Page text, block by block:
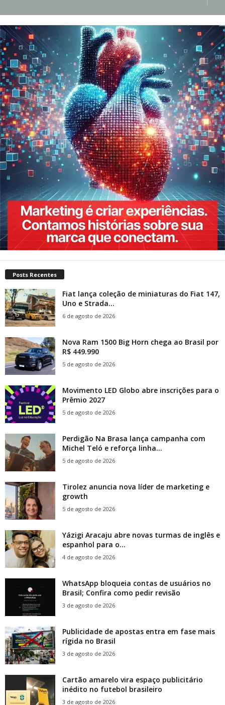
Posts Recentes
Fiat lança coleção de miniaturas do Fiat 147,
Uno e Strada...
6 de agosto de 2026
Nova Ram 1500 Big Horn chega ao Brasil por
R$ 449.990
5 de agosto de 2026
Movimento LED Globo abre inscrições para o
Prêmio 2027
5 de agosto de 2026
Perdigão Na Brasa lança campanha com
Michel Teló e reforça linha...
5 de agosto de 2026
Tirolez anuncia nova líder de marketing e
growth
5 de agosto de 2026
Yázigi Aracaju abre novas turmas de inglês e
espanhol para o...
4 de agosto de 2026
WhatsApp bloqueia contas de usuários no
Brasil; Confira como pedir revisão
3 de agosto de 2026
Publicidade de apostas entra em fase mais
rígida no Brasil
3 de agosto de 2026
Cartão amarelo vira espaço publicitário
inédito no futebol brasileiro
3 de agosto de 2026